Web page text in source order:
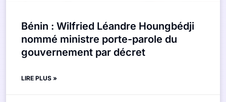
Bénin : Wilfried Léandre Houngbédji
nommé ministre porte-parole du
gouvernement par décret
LIRE PLUS »